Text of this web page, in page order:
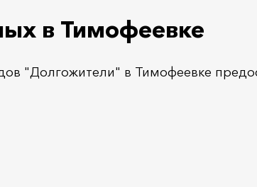
в Тимофеевке
"Долгожители" в Тимофеевке